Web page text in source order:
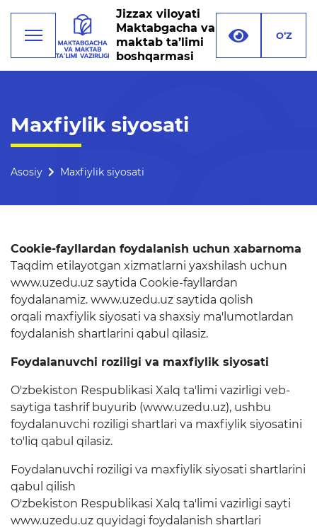
Faoliyat
Boshqarma tuzilmasi
Bogʻlanish
Xalqaro aloqalar
Ochiq majlislar o'tkazish
rejalari
Elektron kundalik
1-sinfga qabul
Elektron shahodatnoma
Yagona elektron tizim
Jizzax viloyati
Maktabgacha va
maktab ta’limi
boshqarmasi
O‘Z
Maxfiylik siyosati
Asosiy Maxfiylik siyosati
Cookie-fayllardan foydalanish uchun xabarnoma
Taqdim etilayotgan xizmatlarni yaxshilash uchun
www.uzedu.uz saytida Cookie-fayllardan
foydalanamiz. www.uzedu.uz saytida qolish
orqali maxfiylik siyosati va shaxsiy ma'lumotlardan
foydalanish shartlarini qabul qilasiz.
Foydalanuvchi roziligi va maxfiylik siyosati
O'zbekiston Respublikasi Xalq ta'limi vazirligi veb-
saytiga tashrif buyurib (www.uzedu.uz), ushbu
foydalanuvchi roziligi shartlari va maxfiylik siyosatini
to'liq qabul qilasiz.
Foydalanuvchi roziligi va maxfiylik siyosati shartlarini
qabul qilish
O'zbekiston Respublikasi Xalq ta'limi vazirligi sayti
www.uzedu.uz quyidagi foydalanish shartlari